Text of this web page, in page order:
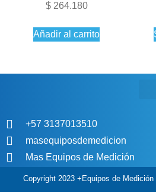
$264.180
Añadir al carrito
+57 3137013510
masequiposdemedicion
Mas Equipos de Medición
Copyright 2023 +Equipos de